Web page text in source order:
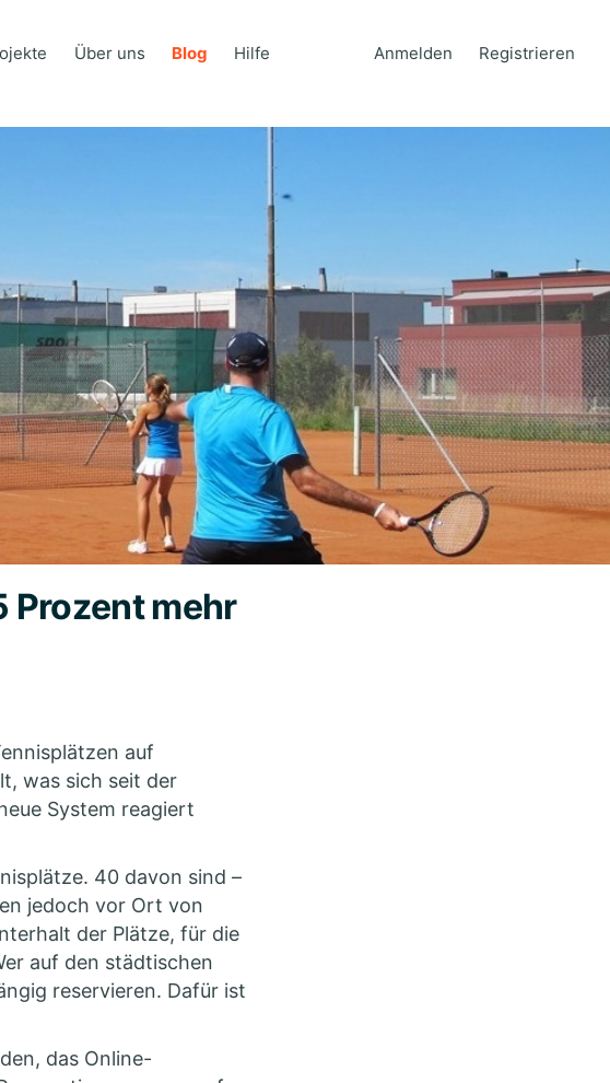
Über uns
Blog
Hilfe
Anmelden Registrieren
Prozent mehr
auf
was sich seit der
System reagiert
40 davon sind –
jedoch vor Ort von
der Plätze, für die
auf den städtischen
reservieren. Dafür ist
das Online-